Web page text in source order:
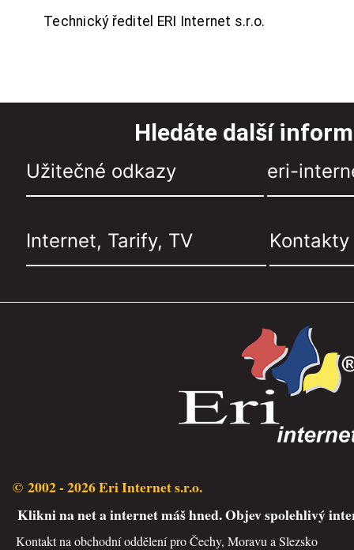
Technický ředitel ERI Internet s.r.o.
Hledáte další
Užitečné odkazy eri-
Internet, Tarify, TV Kontakty
© 2002 - 2026 Eri Internet s.r.o.
Klikni na net a internet máš hned. Objev spolehlivý
Kontakt na obchodní oddělení pro Čechy, Moravu a Slezsko